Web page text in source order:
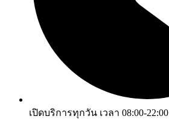
เปิดบริการทุกวัน เวลา 08:00-22:00